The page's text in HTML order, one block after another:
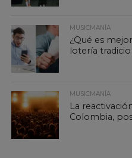
MUSICMANÍA
¿Qué es
lotería
MUSICMANÍA
La
Colombia,